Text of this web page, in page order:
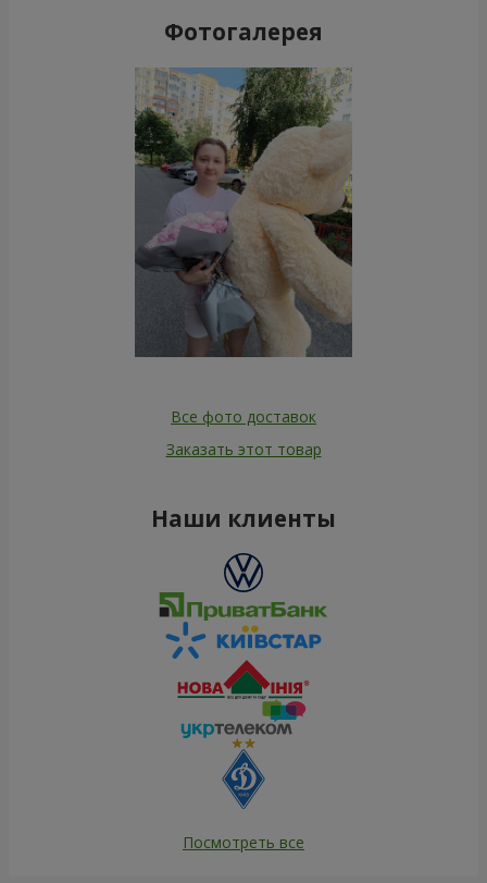
Фотогалерея
Все фото доставок
Заказать этот товар
Наши клиенты
Посмотреть все